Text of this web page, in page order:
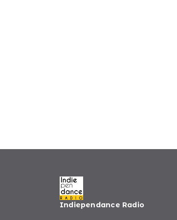
Indiependance Radio